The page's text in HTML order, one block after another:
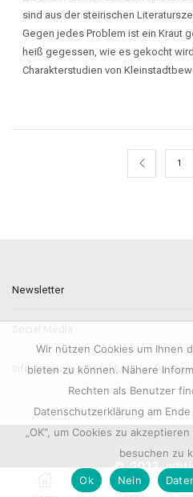
sind aus der steirischen
Gegen jedes Problem ist ein Kraut
heiß gegessen, wie es gekocht
Charakterstudien von
1
Newsletter
Information zur Bezahlung, Lieferung
© 2023.
Wir nützen Cookies um Ihnen
bieten zu können. Nähere
Rechten als Benutzer
Datenschutzerklärung am
„OK“, um Cookies zu
besuchen zu
Ok Nein